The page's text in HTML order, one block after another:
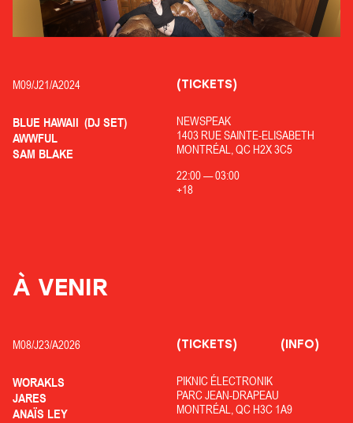
M09/J21/A2024
BLUE HAWAII (DJ SET)
AWWFUL
SAM BLAKE
NEWSPEAK
1403 RUE SAINTE-ELISABETH
MONTRÉAL, QC H2X 3C5
22:00—03:00
+18
(TICKETS)
À VENIR
M08/J23/A2026
WORAKLS
JARES
ANAÏS LEY
PIKNIC ÉLECTRONIK
PARC JEAN-DRAPEAU
MONTRÉAL, QC H3C 1A9
(TICKETS) (INFO)